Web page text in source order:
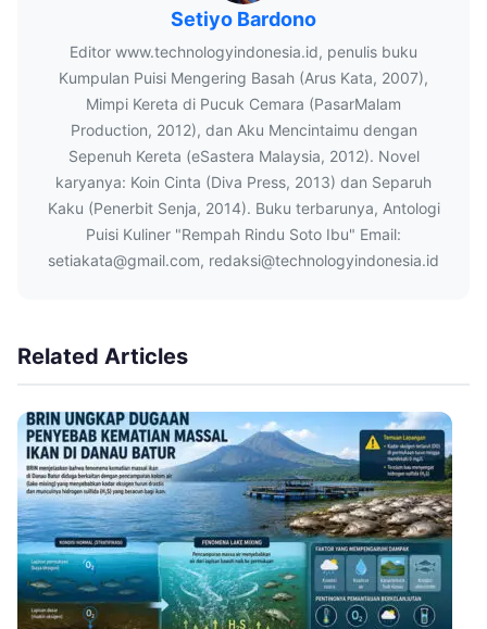
Setiyo Bardono
Editor www.technologyindonesia.id, penulis buku
Kumpulan Puisi Mengering Basah (Arus Kata, 2007),
Mimpi Kereta di Pucuk Cemara (PasarMalam
Production, 2012), dan Aku Mencintaimu dengan
Sepenuh Kereta (eSastera Malaysia, 2012). Novel
karyanya: Koin Cinta (Diva Press, 2013) dan Separuh
Kaku (Penerbit Senja, 2014). Buku terbarunya, Antologi
Puisi Kuliner "Rempah Rindu Soto Ibu" Email:
setiakata@gmail.com, redaksi@technologyindonesia.id
Related Articles